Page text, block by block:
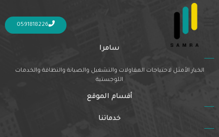
0591818226
Nothing Found
It seems we can’t find what you’re looking for. Perhaps searching can help.
سامرا
الخيار الأمثل لاحتياجات المقاولات والتشغيل والصيانة والنظافة والخدمات
اللوجستية
أقسام الموقع
خدماتنا